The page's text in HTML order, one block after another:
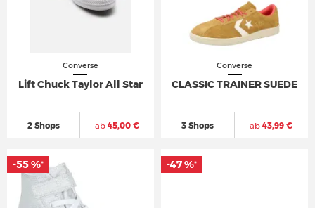
Converse
Lift Chuck Taylor All Star
2 Shops ab45,00 €
Converse
CLASSIC TRAINER SUEDE
3 Shops ab 43,99 €
-55 %* -47 %*